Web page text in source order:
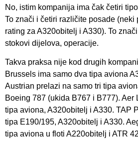
No, istim kompanija ima čak četiri
To znači i četiri različite posade (neki
rating za A320obitelj i A330). To
stokovi dijelova, operacije.
Takva praksa nije kod drugih
Brussels ima samo dva tipa aviona
Austrian prelazi na samo tri tipa
Boeing 787 (ukida B767 i B777). Aer
tipa aviona, A320obitelj i A330. TAP
tipa E190/195, A320obitelj i A330.
tipa aviona u floti A220obitelj i ATR